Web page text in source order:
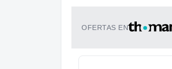
OFERTAS EN